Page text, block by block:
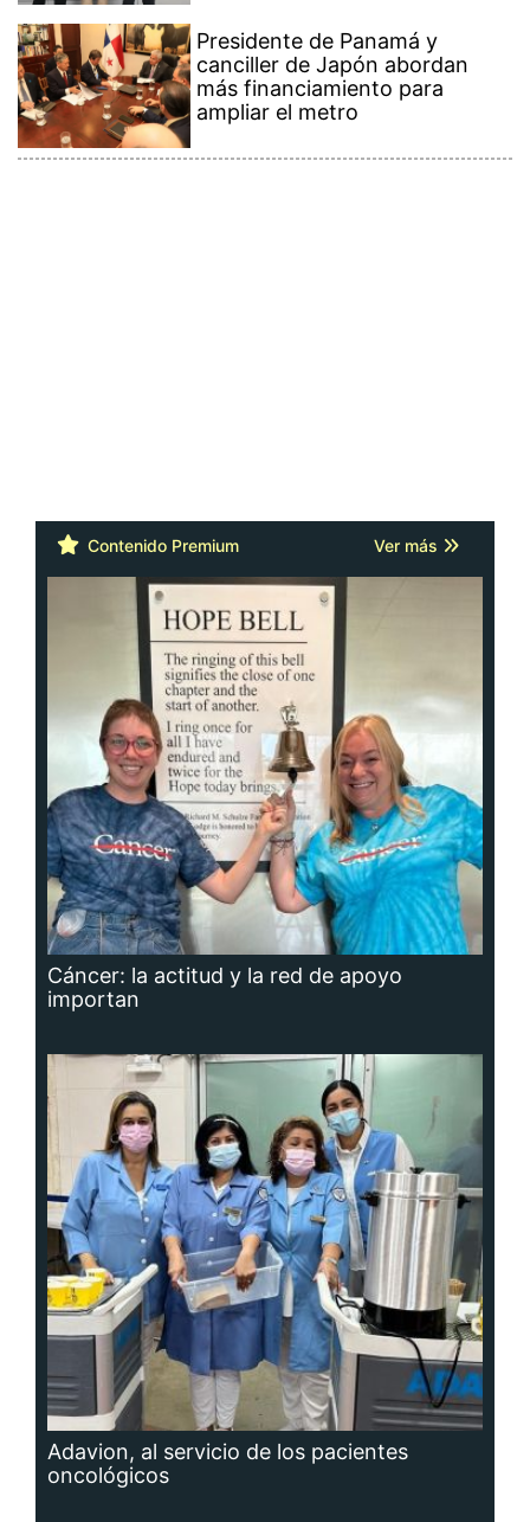
Presidente de Panamá y
canciller de Japón abordan
más financiamiento para
ampliar el metro
Contenido Premium Ver más
Cáncer: la actitud y la red de apoyo
importan
Adavion, al servicio de los pacientes
oncológicos